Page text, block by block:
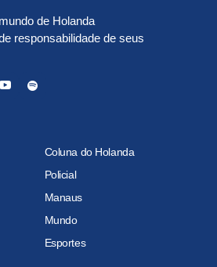
de Holanda
responsabilidade de seus
Coluna do Holanda
Policial
Manaus
Mundo
Esportes